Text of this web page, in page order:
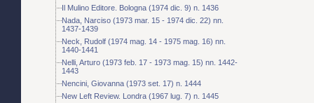
Il Mulino Editore. Bologna (1974 dic. 9) n. 1436
Nada, Narciso (1973 mar. 15 - 1974 dic. 22) nn.
1437-1439
Neck, Rudolf (1974 mag. 14 - 1975 mag. 16) nn.
1440-1441
Nelli, Arturo (1973 feb. 17 - 1973 mag. 15) nn. 1442-
1443
Nencini, Giovanna (1973 set. 17) n. 1444
New Left Review. Londra (1967 lug. 7) n. 1445